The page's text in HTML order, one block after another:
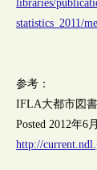
libraries/
statistics_2011/
参考：
IFLA大都市図
Posted 2012年6
http://